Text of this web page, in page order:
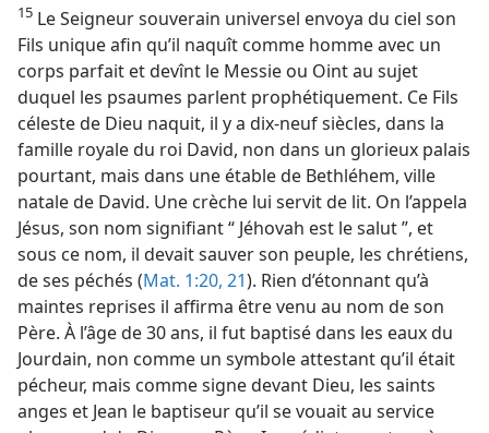
15 Le Seigneur souverain universel envoya du ciel son
Fils unique afin qu’il naquît comme homme avec un
corps parfait et devînt le Messie ou Oint au sujet
duquel les psaumes parlent prophétiquement. Ce Fils
céleste de Dieu naquit, il y a dix-neuf siècles, dans la
famille royale du roi David, non dans un glorieux palais
pourtant, mais dans une étable de Bethléhem, ville
natale de David. Une crèche lui servit de lit. On l’appela
Jésus, son nom signifiant “ Jéhovah est le salut ”, et
sous ce nom, il devait sauver son peuple, les chrétiens,
de ses péchés (Mat. 1:20, 21). Rien d’étonnant qu’à
maintes reprises il affirma être venu au nom de son
Père. À l’âge de 30 ans, il fut baptisé dans les eaux du
Jourdain, non comme un symbole attestant qu’il était
pécheur, mais comme signe devant Dieu, les saints
anges et Jean le baptiseur qu’il se vouait au service